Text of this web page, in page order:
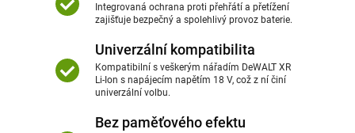
Integrovaná ochrana proti přehřátí a přetížení
zajišťuje bezpečný a spolehlivý provoz baterie.
Univerzální kompatibilita
Kompatibilní s veškerým nářadím DeWALT XR
Li-Ion s napájecím napětím 18 V, což z ní činí
univerzální volbu.
Bez paměťového efektu